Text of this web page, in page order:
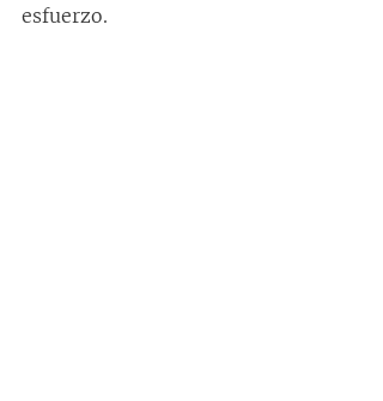
esfuerzo.